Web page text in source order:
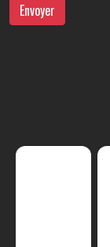
Envoyer